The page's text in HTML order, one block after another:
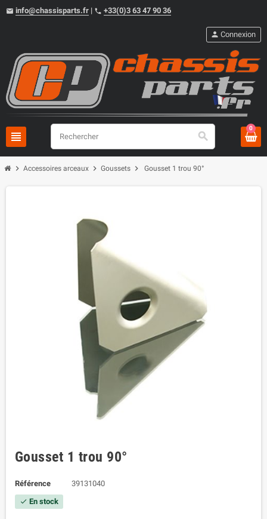
email info@chassisparts.fr | phone +33(0)3 63 47 90 36
view_headline search
person Connexion
0
chevron_right Accessoires arceaux chevron_right Goussets chevron_right Gousset 1 trou 90°
Gousset 1 trou 90°
Référence 39131040
check En stock